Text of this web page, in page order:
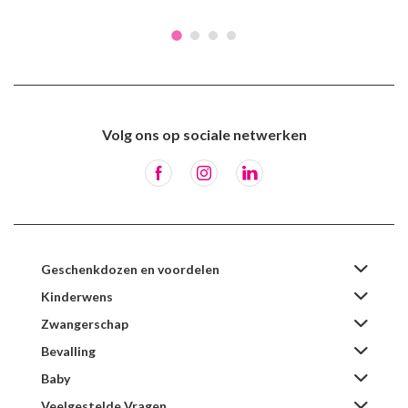
Volg ons op sociale netwerken
Geschenkdozen en voordelen
Kinderwens
Zwangerschap
Bevalling
Baby